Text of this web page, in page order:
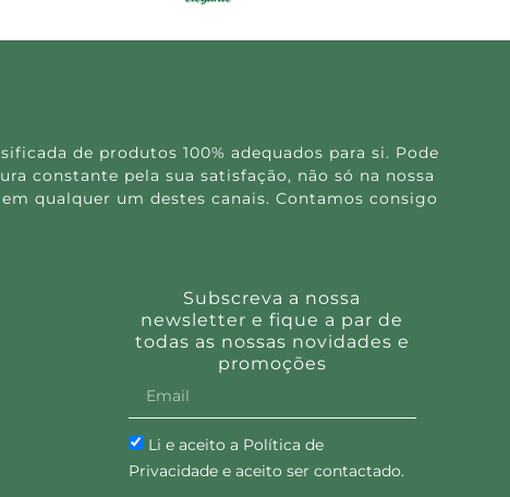
de produtos 100% adequados para si. Pode
constante pela sua satisfação, não só na nossa
qualquer um destes canais. Contamos consigo
Subscreva a nossa
newsletter e fique a par de
todas as nossas novidades e
promoções
Li e aceito a Política de
Privacidade e aceito ser contactado.